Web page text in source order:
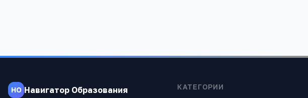
НО Навигатор Образования КАТЕГОРИИ